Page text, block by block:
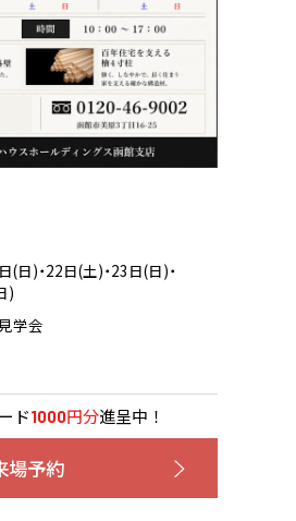
(日)・22日(土)・23日(日)・
)
学会
ド1000円分進呈中！
場予約